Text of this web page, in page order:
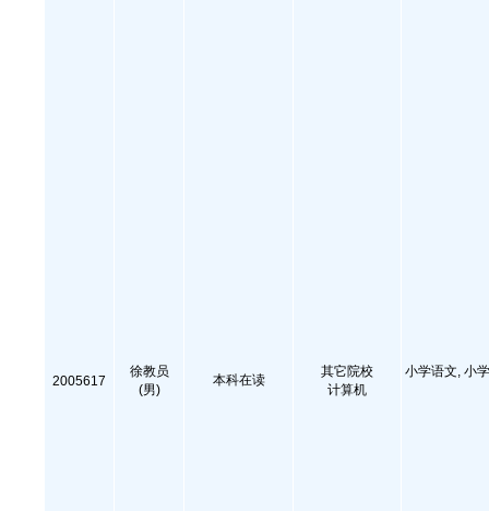
2005617
徐教员
(男)
本科在读
其它院校
计算机
小学语文, 小